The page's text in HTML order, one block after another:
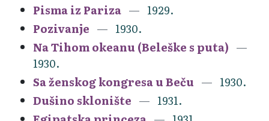
Pisma iz Pariza
1929.
Pozivanje
1930.
Na Tihom okeanu (Beleške s puta)
1930.
Sa ženskog kongresa u Beču
1930.
Dušino sklonište
1931.